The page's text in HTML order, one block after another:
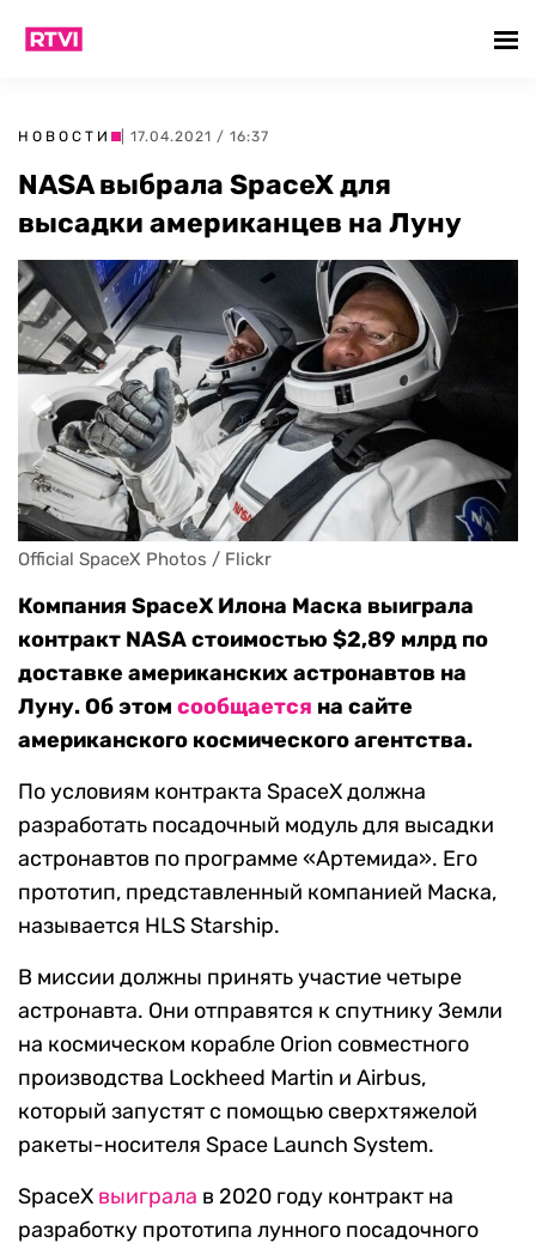
НОВОСТИ | 17.04.2021 / 16:37
NASA выбрала SpaceX для
высадки американцев на Луну
Official SpaceX Photos / Flickr
Компания SpaceX Илона Маска выиграла
контракт NASA стоимостью $2,89 млрд по
доставке американских астронавтов на
Луну. Об этом сообщается на сайте
американского космического агентства.
По условиям контракта SpaceX должна
разработать посадочный модуль для высадки
астронавтов по программе «Артемида». Его
прототип, представленный компанией Маска,
называется HLS Starship.
В миссии должны принять участие четыре
астронавта. Они отправятся к спутнику Земли
на космическом корабле Orion совместного
производства Lockheed Martin и Airbus,
который запустят с помощью сверхтяжелой
ракеты-носителя Space Launch System.
SpaceX выиграла в 2020 году контракт на
разработку прототипа лунного посадочного